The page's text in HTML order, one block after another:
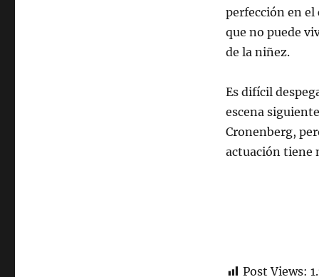
perfección en el
que no puede
de la niñez.
Es difícil
escena
Cronenberg,
actuación tiene
Post Views: